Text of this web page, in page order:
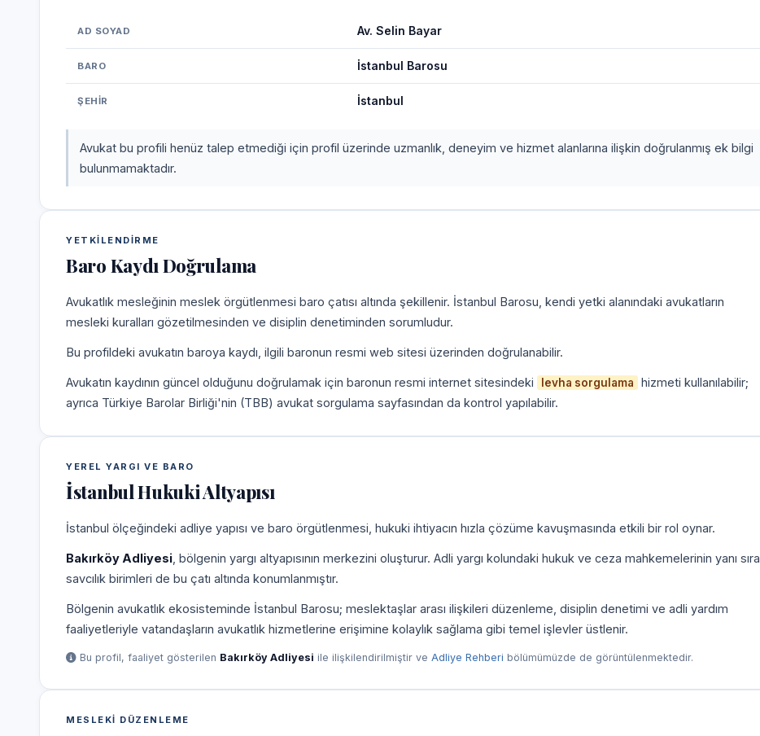
AD SOYAD Av. Selin Bayar
BARO İstanbul Barosu
ŞEHIR İstanbul
Avukat bu profili henüz talep etmediği için profil üzerinde uzmanlık, deneyim ve hizmet alanlarına ilişkin doğrulanmış ek bilgi
bulunmamaktadır.
YETKILENDIRME
Baro Kaydı Doğrulama
Avukatlık mesleğinin meslek örgütlenmesi baro çatısı altında şekillenir. İstanbul Barosu, kendi yetki alanındaki avukatların
mesleki kuralları gözetilmesinden ve disiplin denetiminden sorumludur.
Bu profildeki avukatın baroya kaydı, ilgili baronun resmi web sitesi üzerinden doğrulanabilir.
Avukatın kaydının güncel olduğunu doğrulamak için baronun resmi internet sitesindeki levha sorgulama
hizmeti kullanılabilir;
ayrıca Türkiye Barolar Birliği'nin (TBB) avukat sorgulama sayfasından da kontrol yapılabilir.
YEREL YARGI VE BARO
İstanbul Hukuki Altyapısı
İstanbul ölçeğindeki adliye yapısı ve baro örgütlenmesi, hukuki ihtiyacın hızla çözüme kavuşmasında etkili bir rol oynar.
Bakırköy Adliyesi , bölgenin yargı altyapısının merkezini oluşturur. Adli yargı kolundaki hukuk ve ceza mahkemelerinin yanı sıra
savcılık birimleri de bu çatı altında konumlanmıştır.
Bölgenin avukatlık ekosisteminde İstanbul Barosu; meslektaşlar arası ilişkileri düzenleme, disiplin denetimi ve adli yardım
faaliyetleriyle vatandaşların avukatlık hizmetlerine erişimine kolaylık sağlama gibi temel işlevler üstlenir.
Bu profil, faaliyet gösterilen Bakırköy Adliyesi ile ilişkilendirilmiştir ve Adliye Rehberi bölümümüzde de görüntülenmektedir.
MESLEKI DÜZENLEME